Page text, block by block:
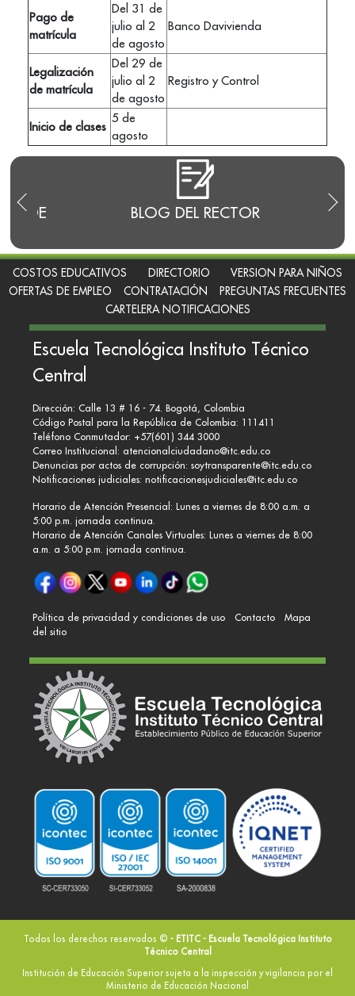
BLOG DEL RECTOR
Pago de
matrícula
Del 31 de
julio al 2
de agosto
Banco Davivienda
Legalización
de matrícula
Del 29 de
julio al 2
de agosto
Registro y Control
Inicio de clases
5 de
agosto
COSTOS EDUCATIVOS DIRECTORIO
VERSION PARA NIÑOS
OFERTAS DE EMPLEO
CONTRATACIÓN
PREGUNTAS FRECUENTES
CARTELERA NOTIFICACIONES
Escuela Tecnológica Instituto Técnico
Central
Dirección: Calle 13 # 16 - 74. Bogotá, Colombia
Código Postal para la República de Colombia: 111411
Teléfono Conmutador: +57(601) 344 3000
Correo Institucional: atencionalciudadano@itc.edu.co
Denuncias por actos de corrupción: soytransparente@itc.edu.co
Notificaciones judiciales: notificacionesjudiciales@itc.edu.co
Horario de Atención Presencial: Lunes a viernes de 8:00 a.m. a
5:00 p.m. jornada continua.
Horario de Atención Canales Virtuales: Lunes a viernes de 8:00
a.m. a 5:00 p.m. jornada continua.
Política de privacidad y condiciones de uso Contacto
Mapa
del sitio
Todos los derechos reservados © - ETITC - Escuela Tecnológica Instituto
Técnico Central
Institución de Educación Superior sujeta a la inspección y vigilancia por el
Ministerio de Educación Nacional